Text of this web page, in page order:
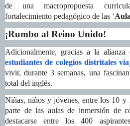
de una macropropuesta
fortalecimiento pedagógico de las ‘
¡Rumbo al Reino Unido!
Adicionalmente, gracias a la
estudiantes de colegios distritales
vivir, durante 3 semanas, una
total del inglés.
Niñas, niños y jóvenes, entre los 10 y
parte de las aulas de inmersión de
destacarse entre los 400